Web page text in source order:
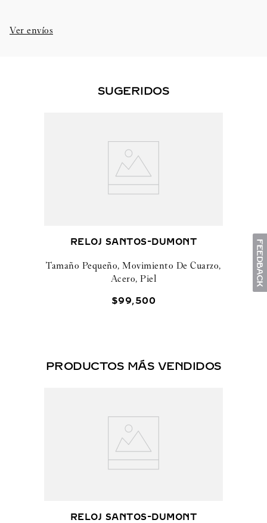
Ver envíos
SUGERIDOS
RELOJ SANTOS-DUMONT
Tamaño Pequeño, Movimiento De Cuarzo,
Acero, Piel
$99,500
PRODUCTOS MÁS VENDIDOS
RELOJ SANTOS-DUMONT